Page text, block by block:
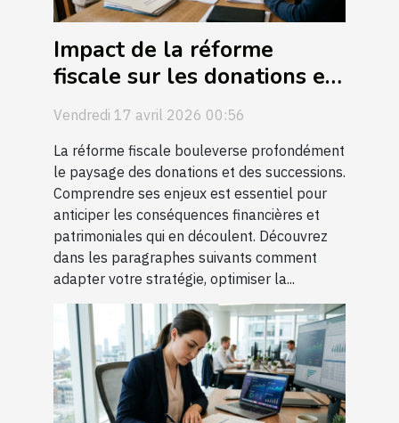
Impact de la réforme
fiscale sur les donations et
successions
Vendredi 17 avril 2026 00:56
La réforme fiscale bouleverse profondément
le paysage des donations et des successions.
Comprendre ses enjeux est essentiel pour
anticiper les conséquences financières et
patrimoniales qui en découlent. Découvrez
dans les paragraphes suivants comment
adapter votre stratégie, optimiser la...